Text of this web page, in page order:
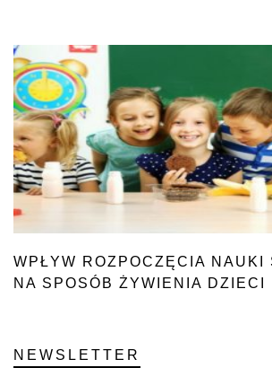
WPŁYW ROZPOCZĘCIA NAUKI
NA SPOSÓB ŻYWIENIA DZIECI
NEWSLETTER